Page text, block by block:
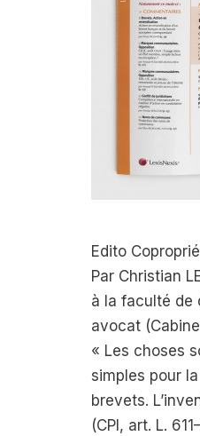
Edito
Par Christian
à la faculté de
avocat
« Les choses
simples pour
brevets.
(CPI, art. L.